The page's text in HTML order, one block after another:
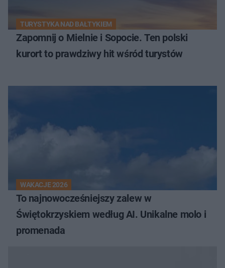
TURYSTYKA NAD BAŁTYKIEM
Zapomnij o Mielnie i Sopocie. Ten polski
kurort to prawdziwy hit wśród turystów
WAKACJE 2026
To najnowocześniejszy zalew w
Świętokrzyskiem według AI. Unikalne molo i
promenada